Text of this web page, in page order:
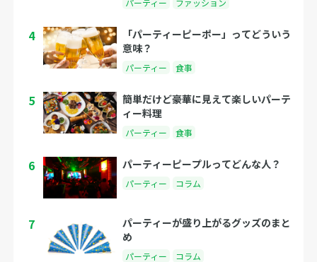
パーティー ファッション
4
「パーティーピーポー」ってどういう
意味？
パーティー 食事
5
簡単だけど豪華に見えて楽しいパーテ
ィー料理
パーティー 食事
6 パーティーピープルってどんな人？
パーティー コラム
7
パーティーが盛り上がるグッズのまと
め
パーティー コラム